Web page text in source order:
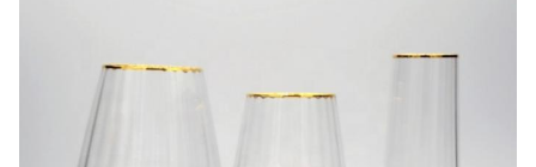
पंद्रह दिन
हमारी कंपनी और कारखाने गुणवत्ता नियंत्रण पर बहुत प्रयास करते